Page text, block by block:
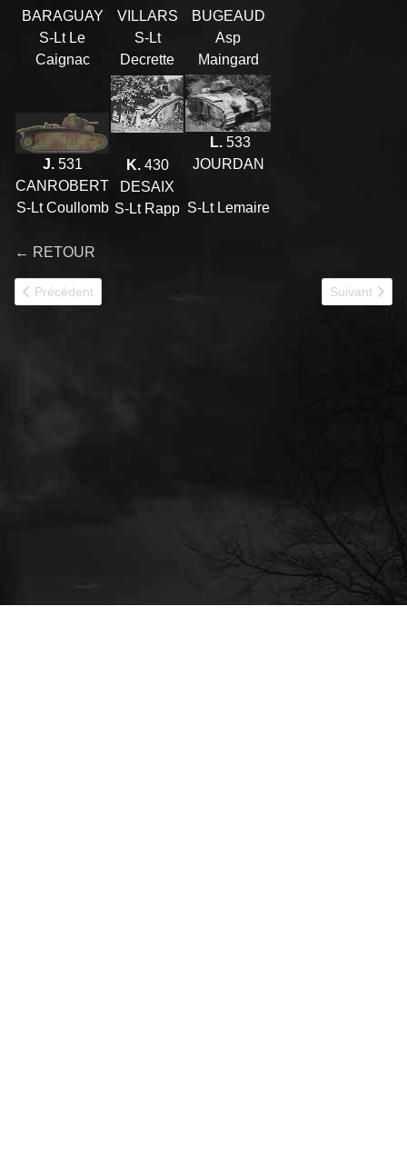
BARAGUAY
S-Lt Le
Caignac
VILLARS
S-Lt
Decrette
BUGEAUD
Asp
Maingard
J.531
CANROBERT
S-Lt Coullomb
K.430
DESAIX
S-Lt Rapp
L.533
JOURDAN
S-Lt Lemaire
← RETOUR
Article précédent : 37e BCC 1939
Précédent Article
Suivant